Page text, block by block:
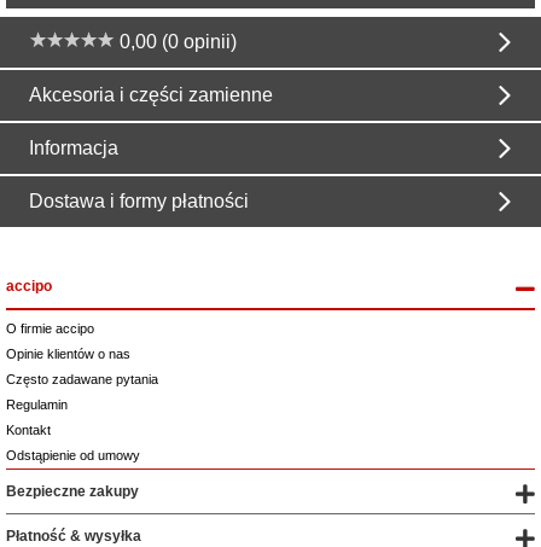
0,00 (0 opinii)
Akcesoria i części zamienne
Informacja
Dostawa i formy płatności
accipo
O firmie accipo
Opinie klientów o nas
Często zadawane pytania
Regulamin
Kontakt
Odstąpienie od umowy
Bezpieczne zakupy
Płatność & wysyłka